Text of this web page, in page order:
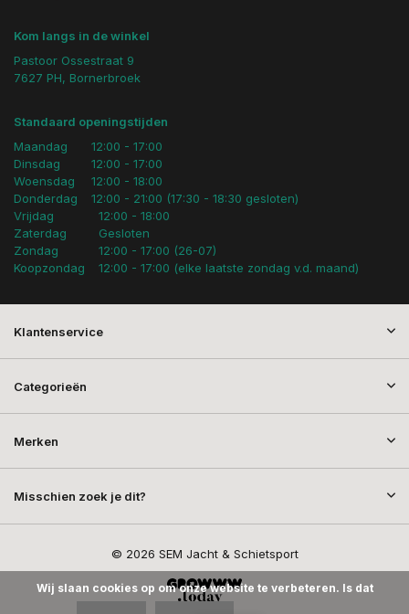
Kom langs in de winkel
Pastoor Ossestraat 9
7627 PH, Bornerbroek
Standaard openingstijden
Maandag
Dinsdag
Woensdag
Donderdag
12:00 - 17:00
12:00 - 17:00
12:00 - 18:00
12:00 - 21:00 (17:30 - 18:30 gesloten)
Vrijdag
Zaterdag
Zondag
Koopzondag
12:00 - 18:00
Gesloten
12:00 - 17:00 (26-07)
12:00 - 17:00 (elke laatste zondag v.d. maand)
Klantenservice
Categorieën
Merken
Misschien zoek je dit?
© 2026 SEM Jacht & Schietsport
Wij slaan cookies op om onze website te verbeteren. Is dat